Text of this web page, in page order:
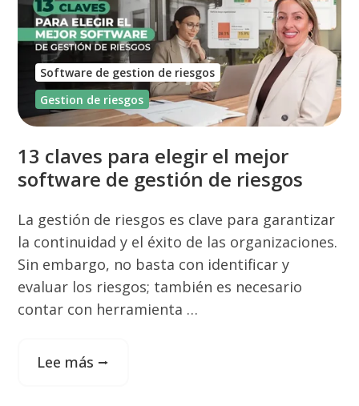
13 claves para elegir el mejor
software de gestión de riesgos
La gestión de riesgos es clave para garantizar
la continuidad y el éxito de las organizaciones.
Sin embargo, no basta con identificar y
evaluar los riesgos; también es necesario
contar con herramienta …
Lee más ⭢
Software de gestion de riesgos
Gestion de riesgos